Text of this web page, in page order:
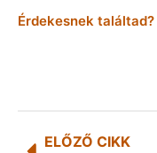
Érdekesnek
ELŐZŐ CIKK